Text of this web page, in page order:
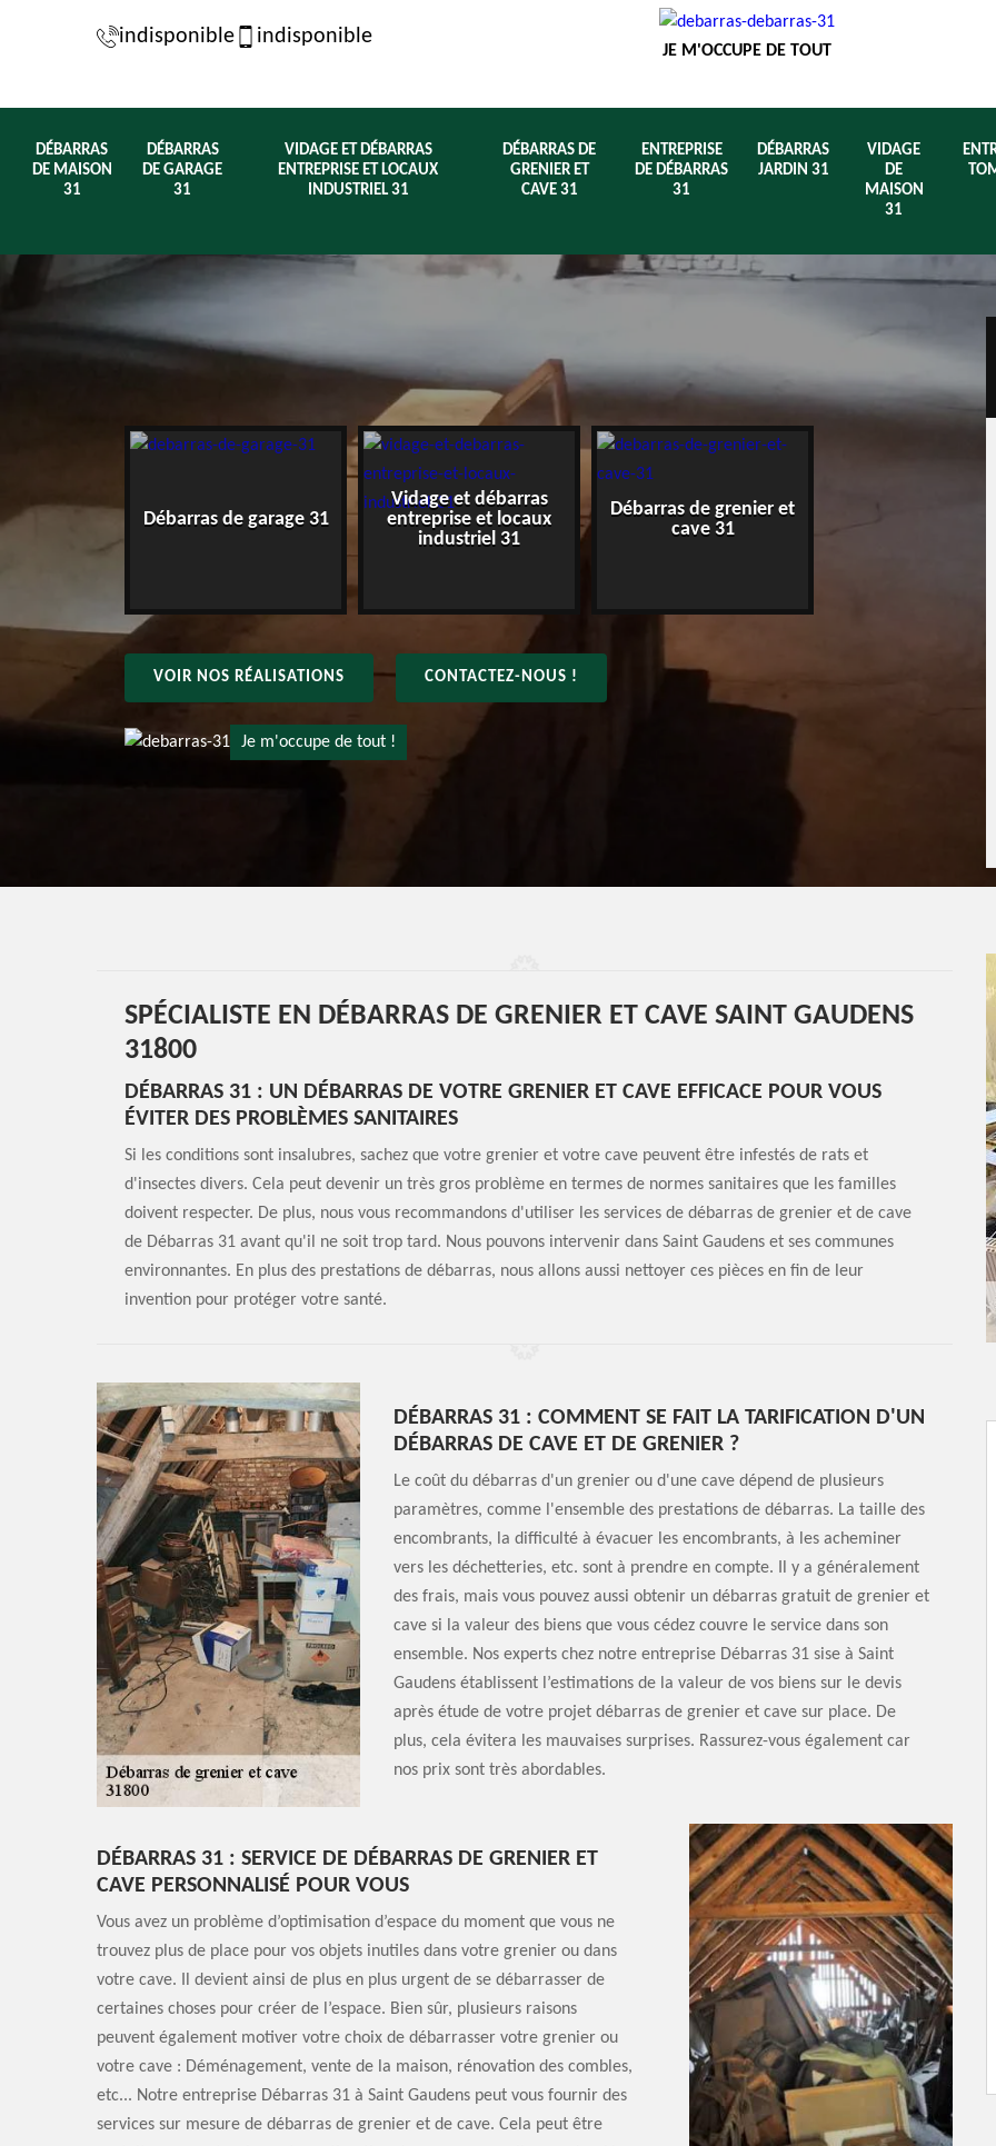
indisponible indisponible
JE M'OCCUPE DE TOUT
DÉBARRAS
DE MAISON
31
DÉBARRAS
DE GARAGE
31
VIDAGE ET DÉBARRAS
ENTREPRISE ET LOCAUX
INDUSTRIEL 31
DÉBARRAS DE
GRENIER ET
CAVE 31
ENTREPRISE
DE DÉBARRAS
31
DÉBARRAS
JARDIN 31
VIDAGE
DE
MAISON
31
maison 31 Débarras de garage 31
Vidage et débarras
entreprise et locaux
industriel 31
Débarras de grenier et
cave 31
Entreprise de
VOIR NOS RÉALISATIONS CONTACTEZ-NOUS !
Je m'occupe de tout !
SPÉCIALISTE EN DÉBARRAS DE GRENIER ET CAVE SAINT GAUDENS
31800
DÉBARRAS 31 : UN DÉBARRAS DE VOTRE GRENIER ET CAVE EFFICACE POUR VOUS
ÉVITER DES PROBLÈMES SANITAIRES
Si les conditions sont insalubres, sachez que votre grenier et votre cave peuvent être infestés de rats et
d'insectes divers. Cela peut devenir un très gros problème en termes de normes sanitaires que les familles
doivent respecter. De plus, nous vous recommandons d'utiliser les services de débarras de grenier et de cave
de Débarras 31 avant qu'il ne soit trop tard. Nous pouvons intervenir dans Saint Gaudens et ses communes
environnantes. En plus des prestations de débarras, nous allons aussi nettoyer ces pièces en fin de leur
invention pour protéger votre santé.
DÉBARRAS 31 : COMMENT SE FAIT LA TARIFICATION D'UN
DÉBARRAS DE CAVE ET DE GRENIER ?
Le coût du débarras d'un grenier ou d'une cave dépend de plusieurs
paramètres, comme l'ensemble des prestations de débarras. La taille des
encombrants, la difficulté à évacuer les encombrants, à les acheminer
vers les déchetteries, etc. sont à prendre en compte. Il y a généralement
des frais, mais vous pouvez aussi obtenir un débarras gratuit de grenier et
cave si la valeur des biens que vous cédez couvre le service dans son
ensemble. Nos experts chez notre entreprise Débarras 31 sise à Saint
Gaudens établissent l’estimations de la valeur de vos biens sur le devis
après étude de votre projet débarras de grenier et cave sur place. De
plus, cela évitera les mauvaises surprises. Rassurez-vous également car
nos prix sont très abordables.
DÉBARRAS 31 : SERVICE DE DÉBARRAS DE GRENIER ET
CAVE PERSONNALISÉ POUR VOUS
Vous avez un problème d’optimisation d’espace du moment que vous ne
trouvez plus de place pour vos objets inutiles dans votre grenier ou dans
votre cave. Il devient ainsi de plus en plus urgent de se débarrasser de
certaines choses pour créer de l’espace. Bien sûr, plusieurs raisons
peuvent également motiver votre choix de débarrasser votre grenier ou
votre cave : Déménagement, vente de la maison, rénovation des combles,
etc... Notre entreprise Débarras 31 à Saint Gaudens peut vous fournir des
services sur mesure de débarras de grenier et de cave. Cela peut être